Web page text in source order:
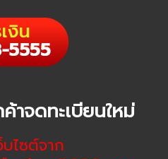
าจดทะเบียนใหม่
ไซต์จาก